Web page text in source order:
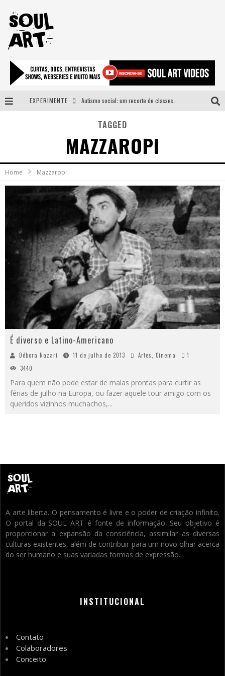
EXPERIMENTE
A subida da rampa é diferente!
Faça o bem! Mas, sem olhar a quem!?
Novo single de Arnaldo Tifu, “De Testa” explora brasilidade em sons, cores e símbolos
TAGGED
MAZZAROPI
Home Mazzaropi
É diverso e Latino-Americano
Débora Nazari 11 de julho de 2013 Artes, Cinema
1
3440
Para quem não pode estar de malas prontas para curtir as
férias de julho na Europa, ou fazer aquele tour amigo com os
queridos vizinhos muchachos,...
A arte liberta. O pensamento é livre e o poder de criação infinito.
O portal da SOUL ART é fonte de informação. Seu objetivo é
proporcionar a expansão da consciência, assimilar as diversas
culturas existentes, além de contribuir para um novo olhar acerca
do ser humano e suas variadas formas de expressão.
INSTITUCIONAL
Contato
Colaboradores
Conceito